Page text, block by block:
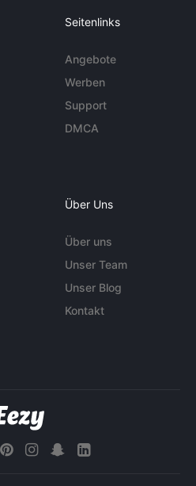
Seitenlinks
Angebote
Werben
Support
DMCA
Über Uns
Über uns
Unser Team
Unser Blog
Kontakt